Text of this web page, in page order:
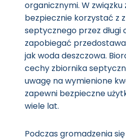
organicznymi. W związku
bezpiecznie korzystać z
septycznego przez długi
zapobiegać
jak woda deszczowa.
cechy zbiornika
uwagę na wymienione
zapewni bezpieczne
wiele lat.
Podczas gromadzenia